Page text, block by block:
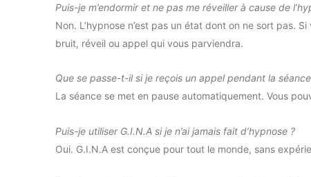
Puis-je m’endormir et ne pas me réveiller à cause de
Non. L’hypnose n’est pas un état dont on ne sort pas.
bruit, réveil ou appel qui vous parviendra.
Que se passe-t-il si je reçois un appel pendant la
La séance se met en pause automatiquement. Vous
Puis-je utiliser G.I.N.A si je n’ai jamais fait d’hypnose ?
Oui. G.I.N.A est conçue pour tout le monde, sans